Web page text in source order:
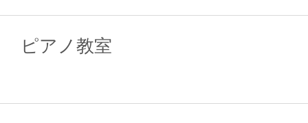
ピアノ教室